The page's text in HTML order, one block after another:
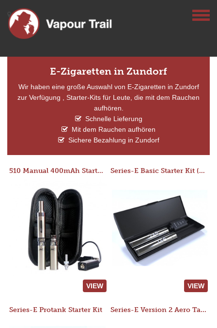
E-Zigaretten in Zundorf
Wir haben eine große Auswahl von E-Zigaretten in Zundorf
zur Verfügung , Starter-Kits für Leute, die mit dem Rauchen
aufhören.
Schnelle Lieferung
Mit dem Rauchen aufhören
Sichere Bezahlung in Zundorf
510 Manual 400mAh Starter Kit
VIEW
Series-E Basic Starter Kit (No Tank)
VIEW
Series-E Protank Starter Kit Series-E Version 2 Aero Tank Starter Kit